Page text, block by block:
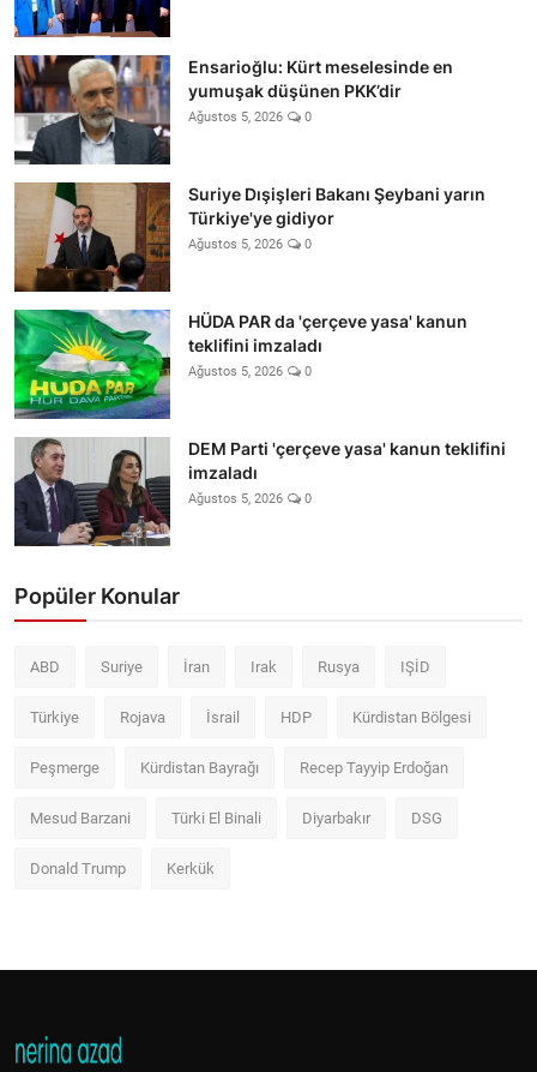
Ensarioğlu: Kürt meselesinde en
yumuşak düşünen PKK’dir
Ağustos 5, 2026 0
Suriye Dışişleri Bakanı Şeybani yarın
Türkiye'ye gidiyor
Ağustos 5, 2026 0
HÜDA PAR da 'çerçeve yasa' kanun
teklifini imzaladı
Ağustos 5, 2026 0
DEM Parti 'çerçeve yasa' kanun teklifini
imzaladı
Ağustos 5, 2026 0
Popüler Konular
ABD Suriye İran Irak Rusya IŞİD
Türkiye Rojava İsrail HDP Kürdistan Bölgesi
Peşmerge Kürdistan Bayrağı Recep Tayyip Erdoğan
Mesud Barzani Türki El Binali Diyarbakır DSG
Donald Trump Kerkük